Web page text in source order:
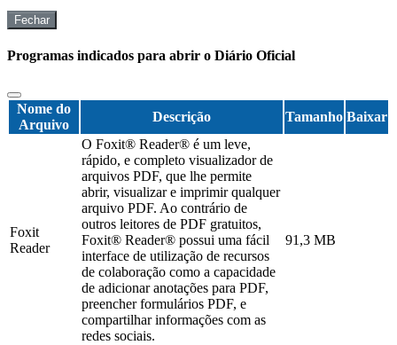
Fechar
Programas indicados para abrir o Diário Oficial
Nome do
Arquivo
Descrição Tamanho Baixar
Foxit
Reader
O Foxit® Reader® é um leve,
rápido, e completo visualizador de
arquivos PDF, que lhe permite
abrir, visualizar e imprimir qualquer
arquivo PDF. Ao contrário de
outros leitores de PDF gratuitos,
Foxit® Reader® possui uma fácil
interface de utilização de recursos
de colaboração como a capacidade
de adicionar anotações para PDF,
preencher formulários PDF, e
compartilhar informações com as
redes sociais.
91,3 MB